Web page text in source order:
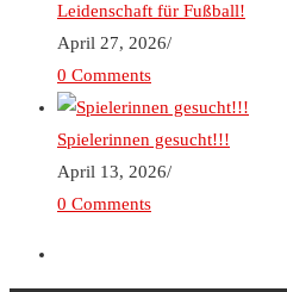
Leidenschaft für Fußball!
April 27, 2026/
0 Comments
Spielerinnen gesucht!!!
April 13, 2026/
0 Comments